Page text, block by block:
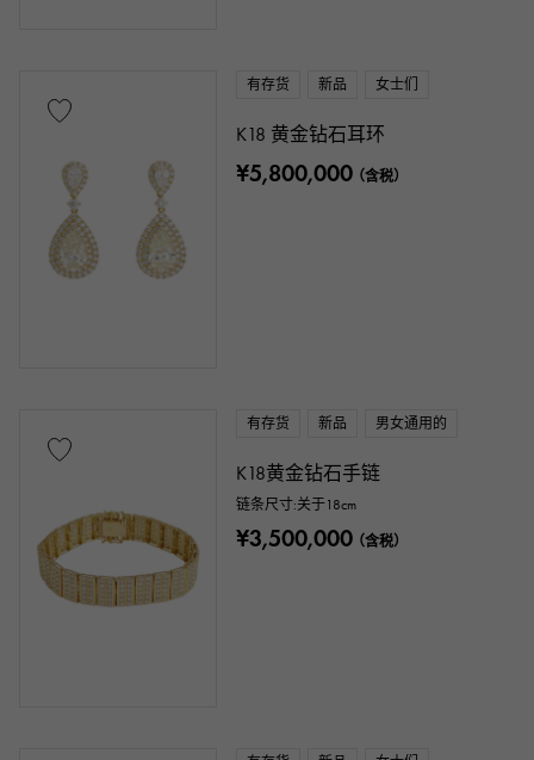
有存货 新品 女士们
K18 黄金钻石耳环
¥5,800,000（含税）
有存货 新品 男女通用的
K18黄金钻石手链
链条尺寸:关于18cm
¥3,500,000（含税）